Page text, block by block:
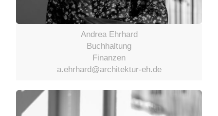
Andrea Ehrhard
Buchhaltung
Finanzen
a.ehrhard@architektur-eh.de